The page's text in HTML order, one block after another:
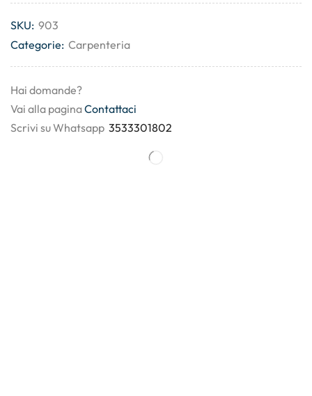
SKU: 903
Categorie: Carpenteria
Hai domande?
Vai alla paginaContattaci
Scrivi su Whatsapp 3533301802